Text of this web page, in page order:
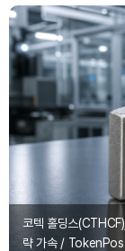
코텍 홀딩스
략 가속 /